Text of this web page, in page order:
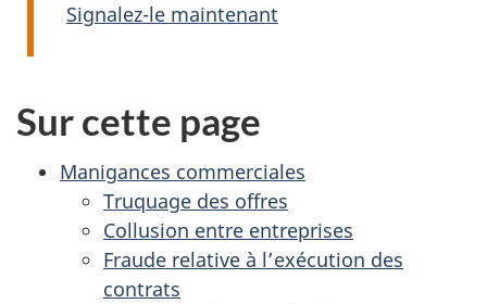
Signalez-le maintenant
Sur cette page
Manigances commerciales
Truquage des offres
Collusion entre entreprises
Fraude relative à l’exécution des
contrats